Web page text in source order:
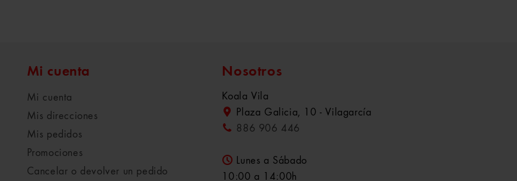
Mi cuenta
Mi cuenta
Mis direcciones
Mis pedidos
Promociones
Cancelar o devolver un pedido
Nosotros
Koala Vila
Plaza Galicia, 10 - Vilagarcía
886 906 446
Lunes a Sábado
10:00 a 14:00h